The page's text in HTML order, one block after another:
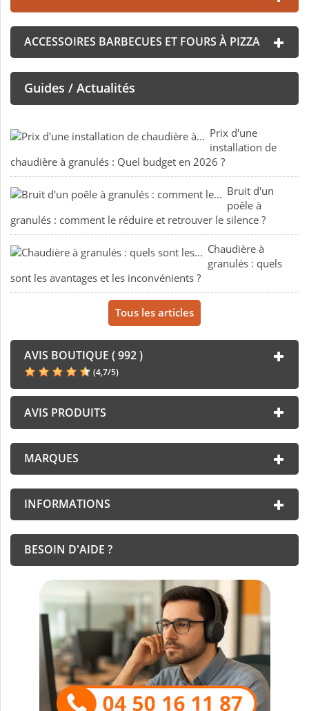
ACCESSOIRES BARBECUES ET FOURS À PIZZA
Guides / Actualités
Prix d'une
installation de
chaudière à granulés : Quel budget en 2026 ?
Bruit d'un
poêle à
granulés : comment le réduire et retrouver le silence ?
Chaudière à
granulés : quels
sont les avantages et les inconvénients ?
Tous les articles
AVIS BOUTIQUE ( 992 )
(4,7/5)
AVIS PRODUITS
MARQUES
INFORMATIONS
BESOIN D'AIDE ?